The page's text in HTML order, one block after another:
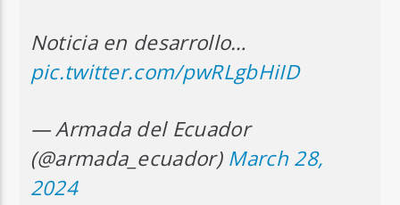
Noticia en desarrollo…
pic.twitter.com/pwRLgbHiID
— Armada del Ecuador
(@armada_ecuador) March 28,
2024